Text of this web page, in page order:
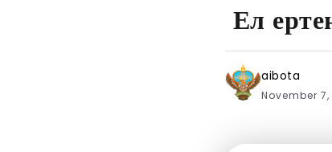
Ел
aibota
November 7,